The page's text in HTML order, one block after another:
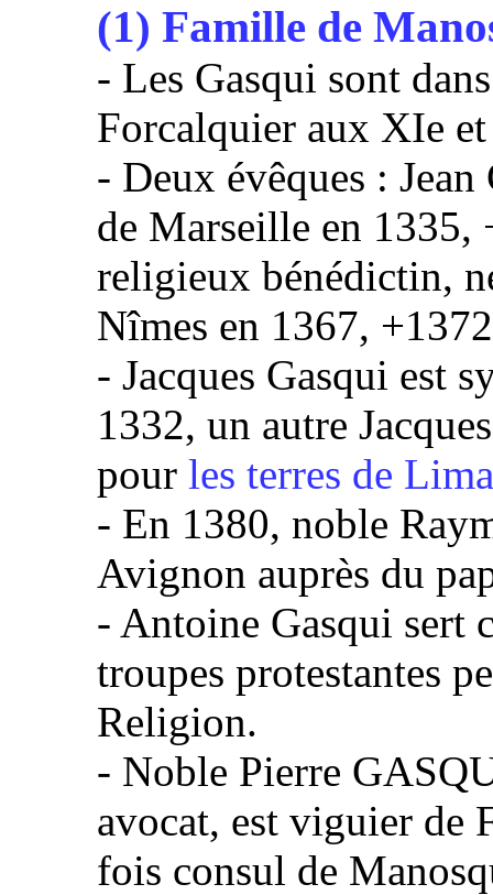
(1) Famille de
- Les Gasqui sont
Forcalquier aux XIe
- Deux évêques :
de Marseille en 1335,
religieux bénédictin,
Nîmes en 1367,
- Jacques Gasqui est
1332, un autre
pour les terres de
- En 1380, noble
Avignon auprès du
- Antoine Gasqui sert
troupes protestantes
Religion.
- Noble Pierre
avocat, est viguier de
fois consul de